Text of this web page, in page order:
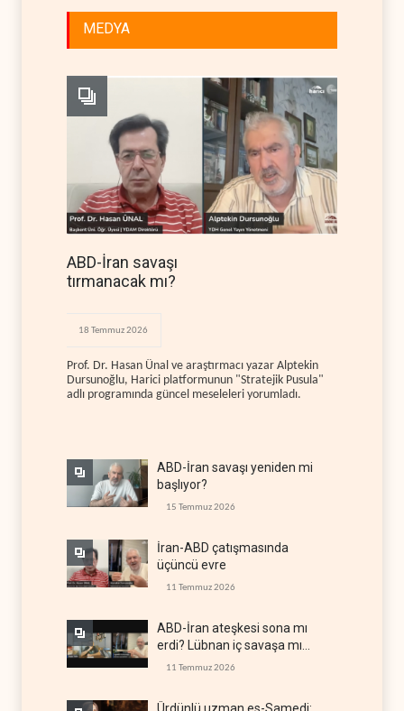
MEDYA
ABD-İran savaşı
tırmanacak mı?
18 Temmuz 2026
Prof. Dr. Hasan Ünal ve araştırmacı yazar Alptekin
Dursunoğlu, Harici platformunun "Stratejik Pusula"
adlı programında güncel meseleleri yorumladı.
ABD-İran savaşı yeniden mi
başlıyor?
15 Temmuz 2026
İran-ABD çatışmasında
üçüncü evre
11 Temmuz 2026
ABD-İran ateşkesi sona mı
erdi? Lübnan iç savaşa mı
gidiyor?
11 Temmuz 2026